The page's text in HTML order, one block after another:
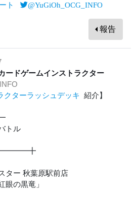
ト @YuGiOh_OCG_INFO
報告
ードゲームインストラクター
クターラッシュデッキ 紹介】
トル
ター 秋葉原駅前店
眼の黒竜」